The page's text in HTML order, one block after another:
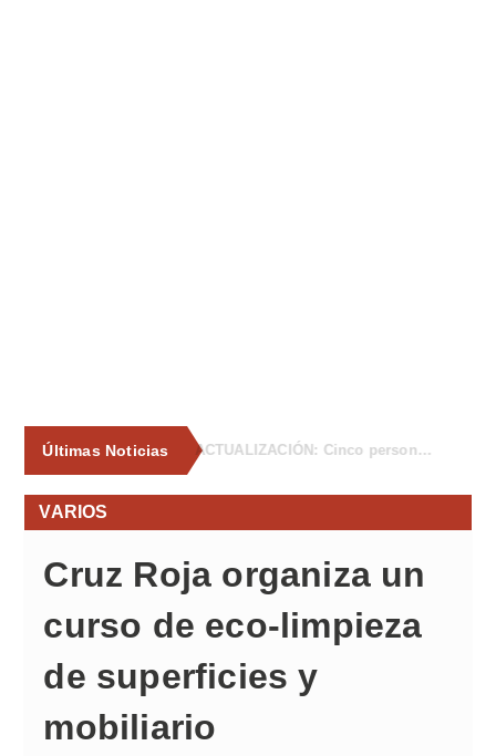
Últimas Noticias
VARIOS
Cruz Roja organiza un
curso de eco-limpieza
de superficies y
mobiliario